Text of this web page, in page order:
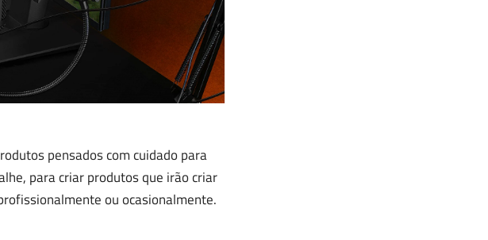
pensados ​​com cuidado para
para criar produtos que irão criar
ou ocasionalmente.